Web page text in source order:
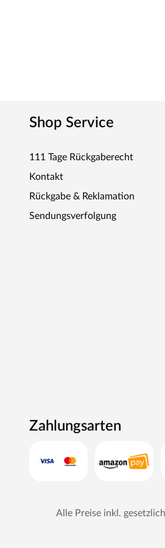
Shop Service
111 Tage Rückgaberecht
Kontakt
Rückgabe & Reklamation
Sendungsverfolgung
Zahlungsarten
Alle Preise inkl.